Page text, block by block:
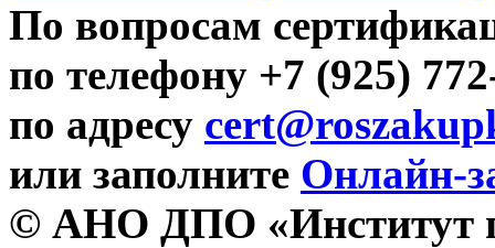
По вопросам
по телефону +7 (925)
по адресу
или заполните Онлайн-
© АНО ДПО «Институт